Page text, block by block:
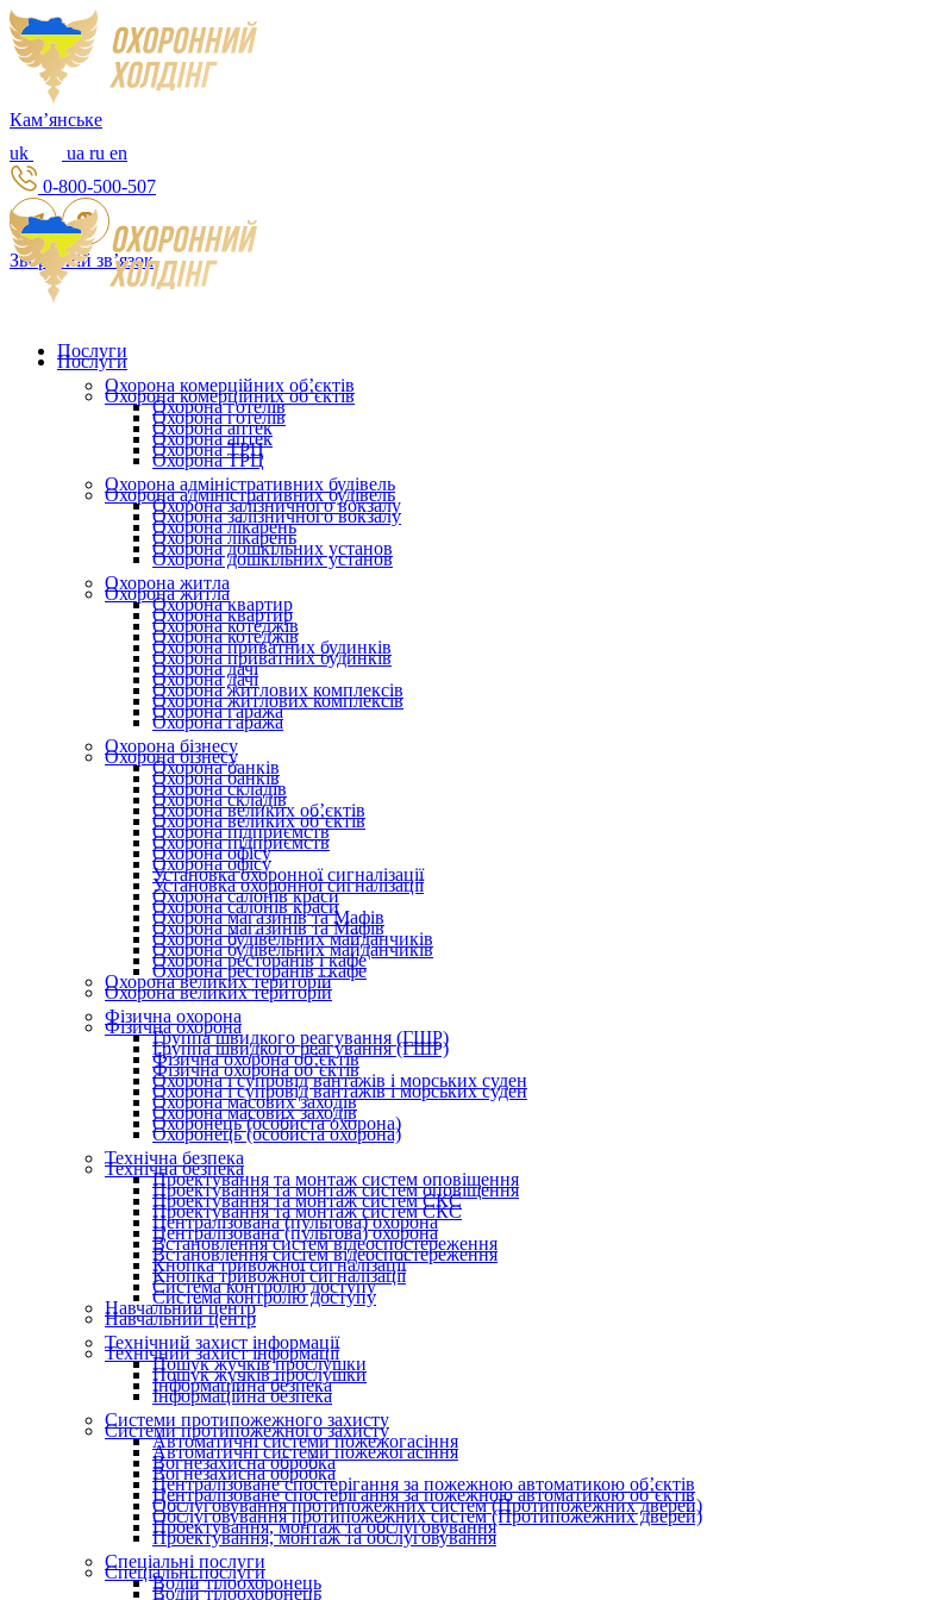
Камʼянське
uk
ua ru en
0-800-500-507
Зворотній зв’язок
Послуги
Охорона комерційних об’єктів
Охорона готелів
Охорона аптек
Охорона ТРЦ
Охорона адміністративних будівель
Охорона залізничного вокзалу
Охорона лікарень
Охорона дошкільних установ
Охорона житла
Охорона квартир
Охорона котеджів
Охорона приватних будинків
Охорона дачі
Охорона житлових комплексів
Охорона гаража
Охорона бізнесу
Охорона банків
Охорона складів
Охорона великих об’єктів
Охорона підприємств
Охорона офісу
Установка охоронної сигналізації
Охорона салонів краси
Охорона магазинів та Мафів
Охорона будівельних майданчиків
Охорона ресторанів і кафе
Охорона великих територій
Фізична охорона
Группа швидкого реагування (ГШР)
Фізична охорона об’єктів
Охорона і супровід вантажів і морських суден
Охорона масових заходів
Охоронець (особиста охорона)
Технічна безпека
Проектування та монтаж систем оповіщення
Проектування та монтаж систем СКС
Централізована (пультова) охорона
Встановлення систем відеоспостереження
Кнопка тривожної сигналізації
Система контролю доступу
Навчальний центр
Технічний захист інформації
Пошук жучків прослушки
Інформаційна безпека
Системи протипожежного захисту
Автоматичні системи пожежогасіння
Вогнезахисна обробка
Централізоване спостерігання за пожежною автоматикою об’єктів
Обслуговування протипожежних систем (Протипожежних дверей)
Проектування, монтаж та обслуговування
Спеціальні послуги
Водій тілоохоронець
Послуги
Охорона комерційних об’єктів
Охорона готелів
Охорона аптек
Охорона ТРЦ
Охорона адміністративних будівель
Охорона залізничного вокзалу
Охорона лікарень
Охорона дошкільних установ
Охорона житла
Охорона квартир
Охорона котеджів
Охорона приватних будинків
Охорона дачі
Охорона житлових комплексів
Охорона гаража
Охорона бізнесу
Охорона банків
Охорона складів
Охорона великих об’єктів
Охорона підприємств
Охорона офісу
Установка охоронної сигналізації
Охорона салонів краси
Охорона магазинів та Мафів
Охорона будівельних майданчиків
Охорона ресторанів і кафе
Охорона великих територій
Фізична охорона
Группа швидкого реагування (ГШР)
Фізична охорона об’єктів
Охорона і супровід вантажів і морських суден
Охорона масових заходів
Охоронець (особиста охорона)
Технічна безпека
Проектування та монтаж систем оповіщення
Проектування та монтаж систем СКС
Централізована (пультова) охорона
Встановлення систем відеоспостереження
Кнопка тривожної сигналізації
Система контролю доступу
Навчальний центр
Технічний захист інформації
Пошук жучків прослушки
Інформаційна безпека
Системи протипожежного захисту
Автоматичні системи пожежогасіння
Вогнезахисна обробка
Централізоване спостерігання за пожежною автоматикою об’єктів
Обслуговування протипожежних систем (Протипожежних дверей)
Проектування, монтаж та обслуговування
Спеціальні послуги
Водій тілоохоронець